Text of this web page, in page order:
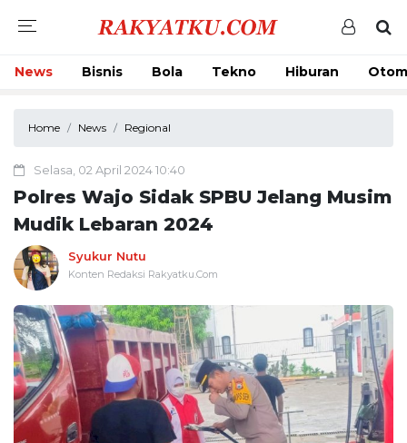
News Bisnis Bola Tekno Hiburan
Home News Regional
Selasa, 02 April 2024 10:40
Polres Wajo Sidak SPBU Jelang Musim
Mudik Lebaran 2024
Syukur Nutu
Konten Redaksi Rakyatku.Com